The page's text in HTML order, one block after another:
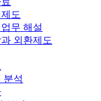
도
무 해설
외환제도
분석